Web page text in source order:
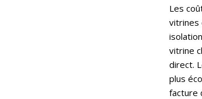
Les
vitrines
vitrine
direct.
plus
facture